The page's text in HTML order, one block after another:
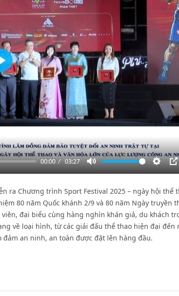
00:00 03:27
Mute
Play
ra Chương trình Sport Festival 2025 – ngày hội thể
80 năm Quốc khánh 2/9 và 80 năm Ngày truyền
đại biểu cùng hàng nghìn khán giả, du khách
về loại hình, từ các giải đấu thể thao hiện đại đến
đảm an ninh, an toàn được đặt lên hàng đầu.